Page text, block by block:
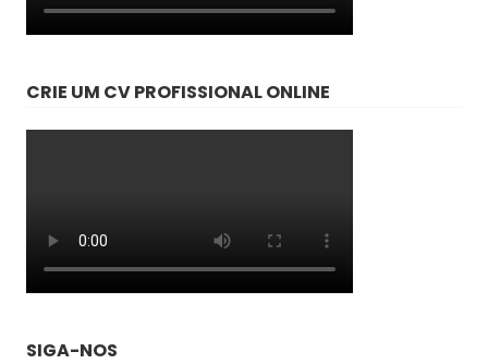
CRIE UM CV PROFISSIONAL ONLINE
SIGA-NOS